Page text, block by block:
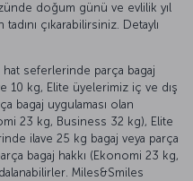
doğum günü ve evlilik yıl
çıkarabilirsiniz. Detaylı
hat seferlerinde parça bagaj
10 kg, Elite üyelerimiz iç ve dış
bagaj uygulaması olan
23 kg, Business 32 kg), Elite
ilave 25 kg bagaj veya parça
bagaj hakkı (Ekonomi 23 kg,
Miles&Smiles